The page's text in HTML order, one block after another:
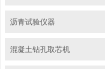
沥青试验仪器
混凝土钻孔取芯机